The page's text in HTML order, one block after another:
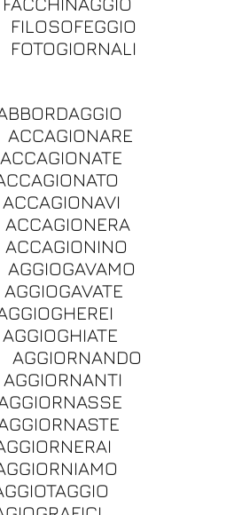
FILOSOFEGGIO
FOTOGIORNALI
ACCAGIONARE
ACCAGIONATE
ACCAGIONAVI
ACCAGIONERA
ACCAGIONINO
AGGIOGAVAMO
AGGIOGAVATE
AGGIOGHIATE
AGGIORNANDO
AGGIORNANTI